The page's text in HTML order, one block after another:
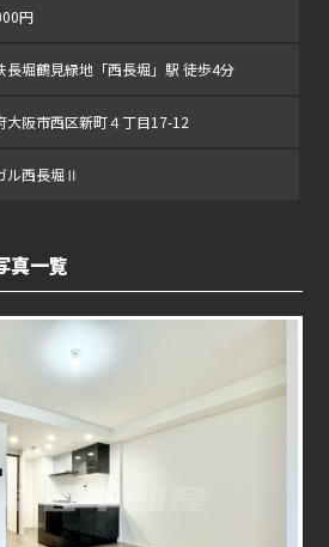
円
長堀鶴見緑地「西長堀」駅 徒歩4分
大阪市西区新町４丁目17-12
ル西長堀Ⅱ
真一覧